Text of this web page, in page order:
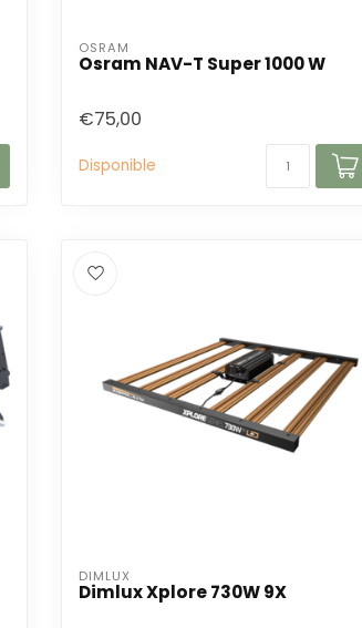
OSRAM
Osram NAV-T Super 1000 W
€75,00
Disponible
DIMLUX
Dimlux Xplore 730W 9X